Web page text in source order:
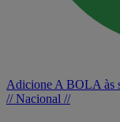
Adicione A BOLA às
// Nacional //